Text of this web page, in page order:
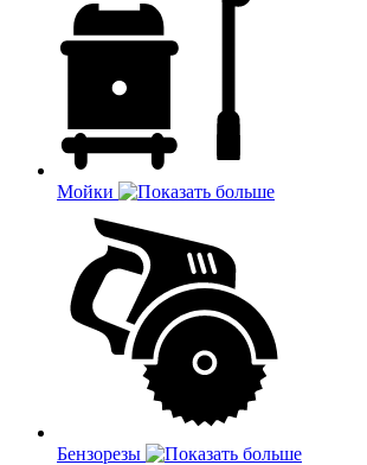
Мойки
Бензорезы